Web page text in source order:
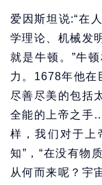
爱因斯坦说:“在
学理论、机械发
就是牛顿。”牛
力。1678年他在
尽善尽美的包括
全能的上帝之手
样，我们对于上
知”，“在没有物
从何而来呢？宇